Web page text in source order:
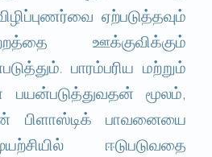
ஏற்படுத்தவும்
ஊக்குவிக்கும்
பாரம்பரிய மற்றும்
பயன்படுத்துவதன் மூலம்,
பிளாஸ்டிக் பாவனையை
ஈடுபடுவதை